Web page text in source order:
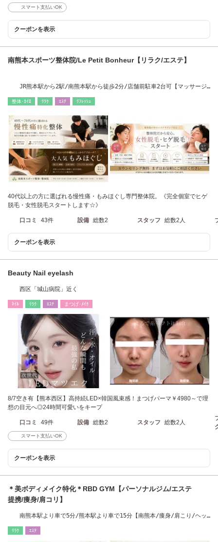
スマート支払いOK
クーポンを表示
南熊本スポーツ整体院/Le Petit Bonheur【リラク/エステ】
JR熊本駅から2駅/南熊本駅から徒歩2分/店舗前駐車2台可【マッサージ/
整体･ｶｲﾛ ﾘﾗｸ ｴｽﾃ ﾘﾌﾚｯｼｭ
40代以上の方に選ばれる慢性痛・もみほぐし専門整体院。《完全個室でヒゲ
脱毛・女性脱毛スタートします☆》
口コミ 43件 設備 総数2 スタッフ 総数2人
クーポンを表示
Beauty Nail eyelash
西区「城山病院」近く
ﾈｲﾙ ﾘﾗｸ ｴｽﾃ まつげ･ﾒｲｸ
8/7空き有【熊本西区】高持続LED×韓国風束感！まつげパーマ￥4980～で理
想の目元へ◎24時間可愛いをキープ
口コミ 49件 設備 総数2 スタッフ 総数2人
スマート支払いOK
クーポンを表示
＊美ボディメイク特化＊RBD GYM【パーソナルジム/エステ
提携/痩身/肩コリ】
南熊本駅より車で5分/熊本駅より車で15分【南熊本/痩身/肩こり/ヘッ
ﾘﾗｸ ｴｽﾃ